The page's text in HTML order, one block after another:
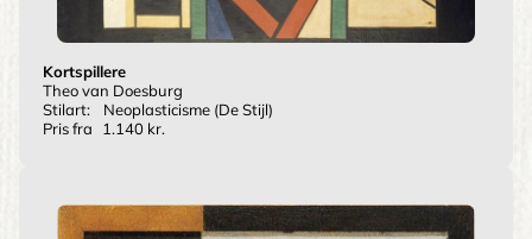
Kortspillere
Theo van Doesburg
Stilart:
Neoplasticisme (De Stijl)
Pris fra
1.140 kr.